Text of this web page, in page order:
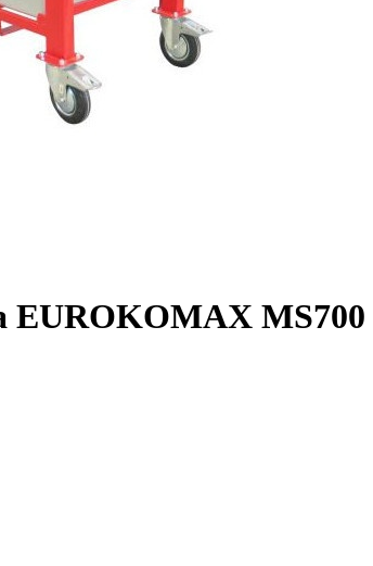
EUROKOMAX